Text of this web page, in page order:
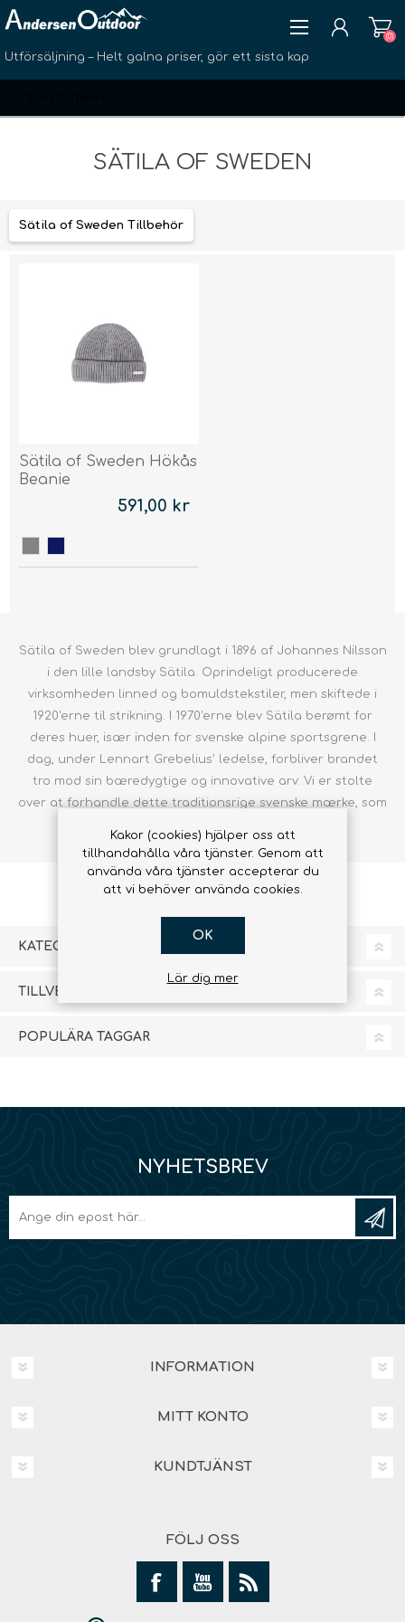
Utförsäljning – Helt galna priser, gör ett sista kap
LOGGA IN
(0)
SÄTILA OF SWEDEN
Sätila of Sweden Tillbehör
Sätila of Sweden Hökås
Beanie
591,00 kr
Sätila of Sweden blev grundlagt i 1896 af Johannes Nilsson
i den lille landsby Sätila. Oprindeligt producerede
virksomheden linned og bomuldstekstiler, men skiftede i
1920'erne til strikning. I 1970'erne blev Sätila berømt for
deres huer, især inden for svenske alpine sportsgrene. I
dag, under Lennart Grebelius' ledelse, forbliver brandet
tro mod sin bæredygtige og innovative arv. Vi er stolte
over at forhandle dette traditionsrige svenske mærke, som
KATEGORIER
TILLVERKARE
POPULÄRA TAGGAR
NYHETSBREV
INFORMATION
MITT KONTO
KUNDTJÄNST
FÖLJ OSS
Kakor (cookies) hjälper oss att
tillhandahålla våra tjänster. Genom att
använda våra tjänster accepterar du
att vi behöver använda cookies.
OK
Lär dig mer